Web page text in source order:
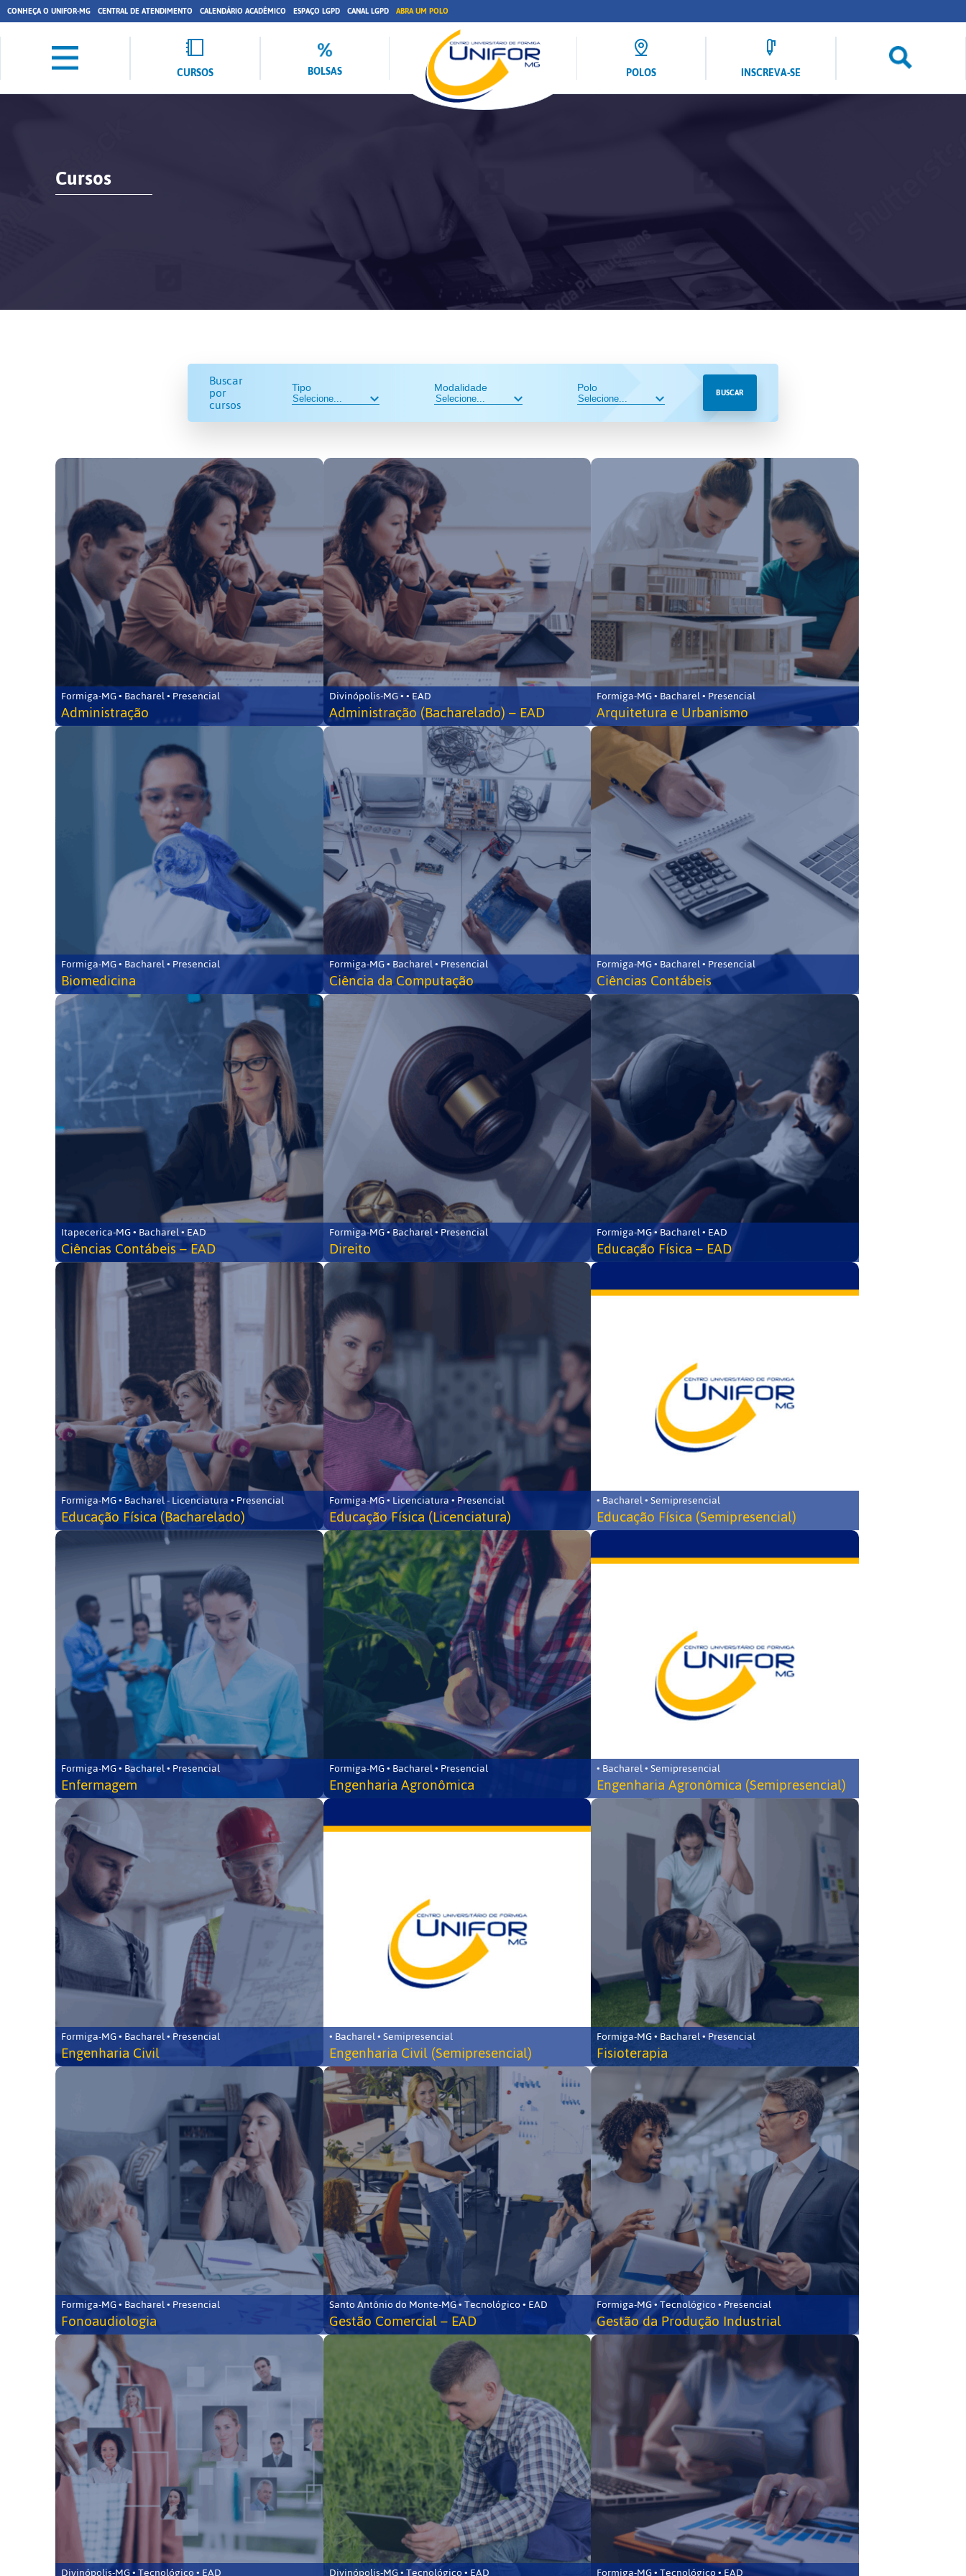
CONHEÇA O UNIFOR-MG CENTRAL DE ATENDIMENTO CALENDÁRIO ACADÊMICO ESPAÇO LGPD CANAL LGPD ABRA UM POLO
CURSOS BOLSAS POLOS INSCREVA-SE
Cursos
Buscar
por
cursos
Tipo Modalidade Polo BUSCAR
Formiga-MG • Bacharel • Presencial
Administração
Divinópolis-MG • • EAD
Administração (Bacharelado) – EAD
Formiga-MG • Bacharel • Presencial
Arquitetura e Urbanismo
Formiga-MG • Bacharel • Presencial
Biomedicina
Formiga-MG • Bacharel • Presencial
Ciência da Computação
Formiga-MG • Bacharel • Presencial
Ciências Contábeis
Itapecerica-MG • Bacharel • EAD
Ciências Contábeis – EAD
Formiga-MG • Bacharel • Presencial
Direito
Formiga-MG • Bacharel • EAD
Educação Física – EAD
Formiga-MG • Bacharel - Licenciatura • Presencial
Educação Física (Bacharelado)
Formiga-MG • Licenciatura • Presencial
Educação Física (Licenciatura)
• Bacharel • Semipresencial
Educação Física (Semipresencial)
Formiga-MG • Bacharel • Presencial
Enfermagem
Formiga-MG • Bacharel • Presencial
Engenharia Agronômica
• Bacharel • Semipresencial
Engenharia Agronômica (Semipresencial)
Formiga-MG • Bacharel • Presencial
Engenharia Civil
• Bacharel • Semipresencial
Engenharia Civil (Semipresencial)
Formiga-MG • Bacharel • Presencial
Fisioterapia
Formiga-MG • Bacharel • Presencial
Fonoaudiologia
Santo Antônio do Monte-MG • Tecnológico • EAD
Gestão Comercial – EAD
Formiga-MG • Tecnológico • Presencial
Gestão da Produção Industrial